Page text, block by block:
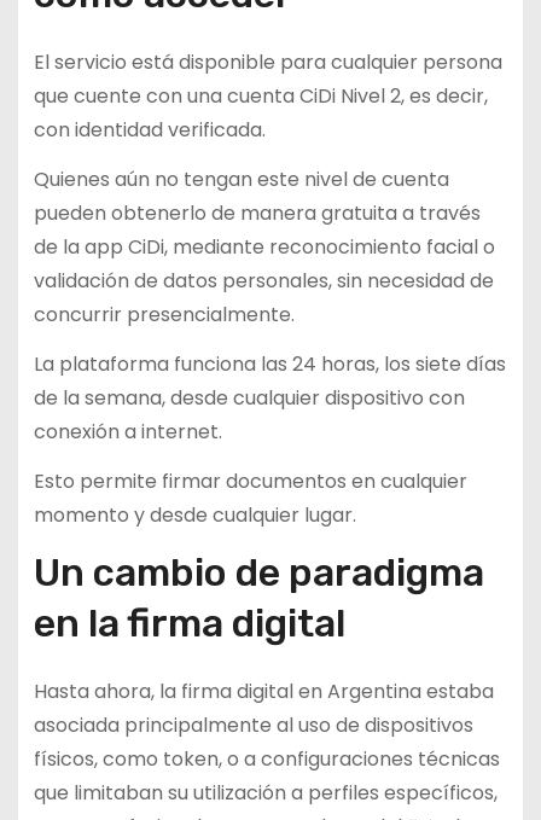
El servicio está disponible para cualquier persona
que cuente con una cuenta CiDi Nivel 2, es decir,
con identidad verificada.
Quienes aún no tengan este nivel de cuenta
pueden obtenerlo de manera gratuita a través
de la app CiDi, mediante reconocimiento facial o
validación de datos personales, sin necesidad de
concurrir presencialmente.
La plataforma funciona las 24 horas, los siete días
de la semana, desde cualquier dispositivo con
conexión a internet.
Esto permite firmar documentos en cualquier
momento y desde cualquier lugar.
Un cambio de paradigma
en la firma digital
Hasta ahora, la firma digital en Argentina estaba
asociada principalmente al uso de dispositivos
físicos, como token, o a configuraciones técnicas
que limitaban su utilización a perfiles específicos,